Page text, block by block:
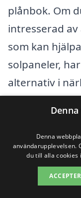
plånbok. Om
intresserad
som kan
solpaneler,
alternativ i
solpaneler-
för dig att få
som erbjuder
dess omnejd.
Innan du
Denna
användarupplevelsen.
du till alla cookies